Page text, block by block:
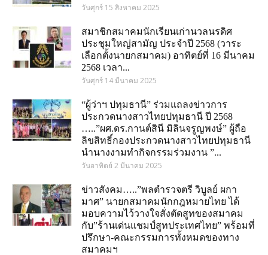
วันศุกร์ 15 สิงหาคม 2025
สมาชิกสมาคมนักเรียนเก่านวลนรดิศ
ประชุมใหญ่สามัญ ประจำปี 2568 (วาระ
เลือกตั้งนายกสมาคม) อาทิตย์ที่ 16 มีนาคม
2568 เวลา...
วันศุกร์ 14 มีนาคม 2025
“ผู้ว่าฯ ปทุมธานี” ร่วมแถลงข่าวการ
ประกวดนางสาวไทยปทุมธานี ปี 2568
…..”ผศ.ดร.กานต์สินี มิลินจรูญพงษ์” ผู้ถือ
ลิขสิทธิ์กองประกวดนางสาวไทยปทุมธานี
นำนางงามทำกิจกรรมร่วมงาน ”...
วันอาทิตย์ 2 มีนาคม 2025
ข่าวสังคม…..”พลตำรวจตรี วิบูลย์ ผกา
มาศ” นายกสมาคมนักกฎหมายไทย ได้
มอบความไว้วางใจสั่งตัดสูทของสมาคม
กับ”ร้านเด่นแชมป์สูทประเทศไทย” พร้อมที่
ปรึกษา-คณะกรรมการทั้งหมดของทาง
สมาคมฯ